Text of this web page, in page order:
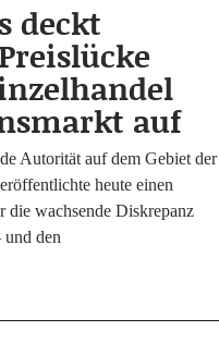
deckt
auf
Auto­ri­tät auf dem Gebiet der
heu­te einen
die wach­sen­de Dis­kre­panz
und den